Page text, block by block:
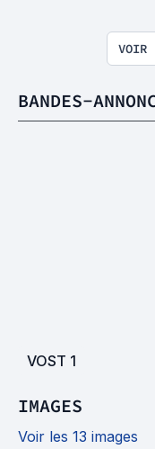
VOIR
BANDES-
VOST 1
IMAGES
Voir les 13 images